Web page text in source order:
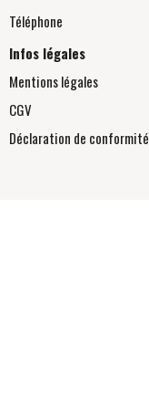
Téléphone
Infos légales
Mentions légales
CGV
Déclaration de conformité